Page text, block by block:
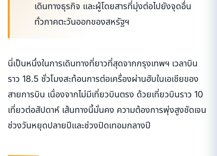
เดินทางธุรกิจ และผู้โดยสารที่มุ่งต่อไปยังจุดอื่น
ทั่วภาคตะวันออกของสหรัฐฯ
นี่เป็นหนึ่งในการเดินทางที่ยาวที่สุดจากกรุงเทพฯ เวลาบิน
ราว 18.5 ชั่วโมงสะท้อนการต่อเครื่องผ่านฮับในเอเชียของ
สายการบิน เนื่องจากไม่มีเที่ยวบินตรง ด้วยเที่ยวบินราว 10
เที่ยวต่อสัปดาห์ เส้นทางนี้มั่นคง ความต้องการพุ่งสูงชัดเจน
ช่วงวันหยุดปลายปีและช่วงปิดเทอมกลางปี